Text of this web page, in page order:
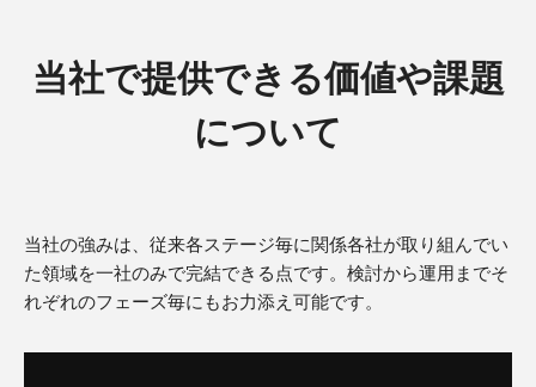
当社で提供できる価値や課題
について
当社の強みは、従来各ステージ毎に関係各社が取り組んでい
た領域を一社のみで完結できる点です。検討から運用までそ
れぞれのフェーズ毎にもお力添え可能です。